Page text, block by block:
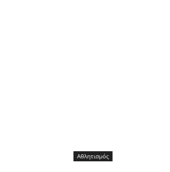
Αθλητισμός